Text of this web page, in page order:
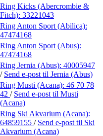
Ring Kicks (Abercrombie &
Fitch): 33221043
Ring Anton Sport (Abilica):
47474168
Ring Anton Sport (Abus):
47474168
Ring Jernia (Abus): 40005947
/ Send e-post til Jernia (Abus)
Ring Musti (Acana): 46 70 78
42 / Send e-post til Musti
(Acana)
Ring Ski Akvarium (Acana):
64859155 / Send e-post til Ski
Akvarium (Acana)